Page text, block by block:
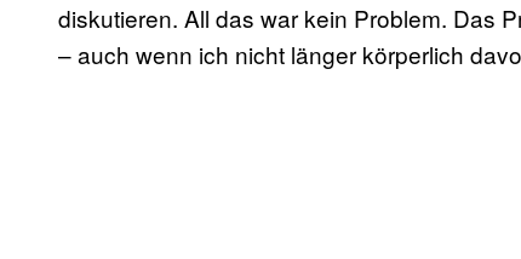
diskutieren. All das war kein Problem. Das
– auch wenn ich nicht länger körperlich